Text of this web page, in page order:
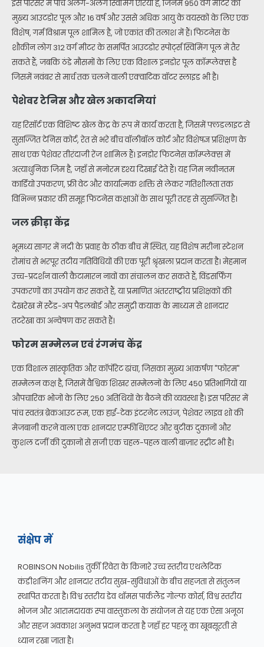
इस परिसर में पाँच अलग-अलग स्विमिंग एरिया हैं, जिनमें 950 वर्ग मीटर का
मुख्य आउटडोर पूल और 16 वर्ष और उससे अधिक आयु के वयस्कों के लिए एक
विशेष, गर्म विश्राम पूल शामिल है, जो एकांत की तलाश में हैं। फिटनेस के
शौकीन लोग 312 वर्ग मीटर के समर्पित आउटडोर स्पोर्ट्स स्विमिंग पूल में तैर
सकते हैं, जबकि ठंडे मौसमों के लिए एक विशाल इनडोर पूल कॉम्प्लेक्स है
जिसमें नवंबर से मार्च तक चलने वाली एक्वाटिक वॉटर स्लाइड भी है।
पेशेवर टेनिस और खेल अकादमियां
यह रिसॉर्ट एक विशिष्ट खेल केंद्र के रूप में कार्य करता है, जिसमें फ्लडलाइट से
सुसज्जित टेनिस कोर्ट, रेत से भरे बीच वॉलीबॉल कोर्ट और विशेषज्ञ प्रशिक्षण के
साथ एक पेशेवर तीरंदाजी रेंज शामिल हैं। इनडोर फिटनेस कॉम्प्लेक्स में
अत्याधुनिक जिम है, जहाँ से मनोरम दृश्य दिखाई देते हैं। यह जिम नवीनतम
कार्डियो उपकरण, फ्री वेट और कार्यात्मक शक्ति से लेकर गतिशीलता तक
विभिन्न प्रकार की समूह फिटनेस कक्षाओं के साथ पूरी तरह से सुसज्जित है।
जल क्रीड़ा केंद्र
भूमध्य सागर में नदी के प्रवाह के ठीक बीच में स्थित, यह विशेष मरीना स्टेशन
रोमांच से भरपूर तटीय गतिविधियों की एक पूरी श्रृंखला प्रदान करता है। मेहमान
उच्च-प्रदर्शन वाली कैटामारन नावों का संचालन कर सकते हैं, विंडसर्फिंग
उपकरणों का उपयोग कर सकते हैं, या प्रमाणित अंतरराष्ट्रीय प्रशिक्षकों की
देखरेख में स्टैंड-अप पैडलबोर्ड और समुद्री कयाक के माध्यम से शानदार
तटरेखा का अन्वेषण कर सकते हैं।
फोरम सम्मेलन एवं रंगमंच केंद्र
एक विशाल सांस्कृतिक और कॉर्पोरेट ढांचा, जिसका मुख्य आकर्षण "फोरम"
सम्मेलन कक्ष है, जिसमें वैश्विक शिखर सम्मेलनों के लिए 450 प्रतिभागियों या
औपचारिक भोजों के लिए 250 अतिथियों के बैठने की व्यवस्था है। इस परिसर में
पांच स्वतंत्र ब्रेकआउट रूम, एक हाई-टेक इंटरनेट लाउंज, पेशेवर लाइव शो की
मेजबानी करने वाला एक शानदार एम्फीथिएटर और बुटीक दुकानों और
कुशल दर्जी की दुकानों से सजी एक चहल-पहल वाली बाज़ार स्ट्रीट भी है।
संक्षेप में
ROBINSON Nobilis तुर्की रिवेरा के किनारे उच्च स्तरीय एथलेटिक
कंडीशनिंग और शानदार तटीय सुख-सुविधाओं के बीच सहजता से संतुलन
स्थापित करता है। विश्व स्तरीय डेव थॉमस पार्कलैंड गोल्फ कोर्स, विश्व स्तरीय
भोजन और आरामदायक स्पा वास्तुकला के संयोजन से यह एक ऐसा अनूठा
और सहज अवकाश अनुभव प्रदान करता है जहाँ हर पहलू का खूबसूरती से
ध्यान रखा जाता है।